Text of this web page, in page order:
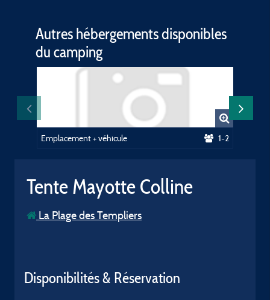
Autres hébergements disponibles
du camping
Emplacement + véhicule 1-2
Tente Mayotte Colline
La Plage des Templiers
Disponibilités & Réservation